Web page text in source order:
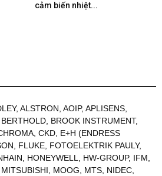
cảm biến nhiệt...
, ALSTRON, AOIP, APLISENS,
BERTHOLD, BROOK INSTRUMENT,
, CKD, E+H (ENDRESS
, FLUKE, FOTOELEKTRIK PAULY,
, HONEYWELL, HW-GROUP, IFM,
MITSUBISHI, MOOG, MTS, NIDEC,